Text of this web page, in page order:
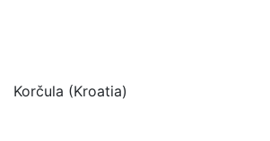
Korčula (Kroatia)